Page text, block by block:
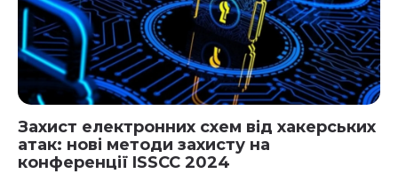
Захист електронних схем від хакерських
атак: нові методи захисту на
конференції ISSCC 2024